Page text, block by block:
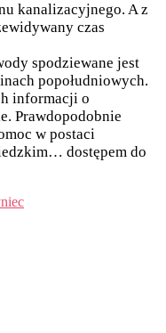
kanalizacyjnego. A z
czas
spodziewane jest
popołudniowych.
informacji o
Prawdopodobnie
w postaci
dostępem do